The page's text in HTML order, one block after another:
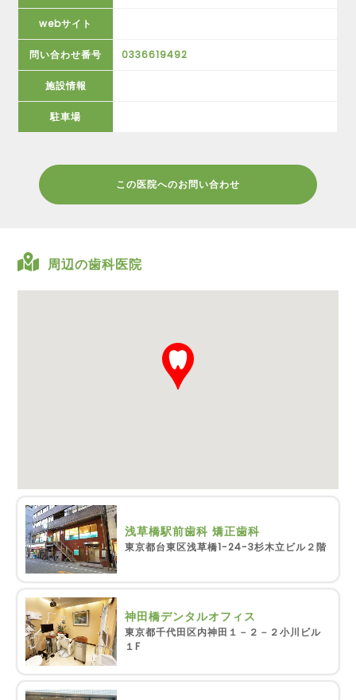
webサイト
問い合わせ番号 0336619492
施設情報
駐車場
この医院へのお問い合わせ
周辺の歯科医院
浅草橋駅前歯科 矯正歯科
東京都台東区浅草橋1-24-3杉木立ビル２階
神田橋デンタルオフィス
東京都千代田区内神田１－２－２小川ビル
１F